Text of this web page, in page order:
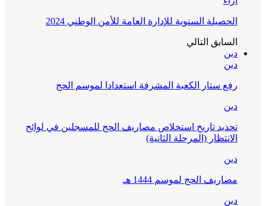
الحصيلة السنوية للإدارة العامة للأمن الوطني 2024
السابق التالي
دين
دين
رفع ستار الكعبة المشرفة استعدادا لموسم الحج
دين
تحديد تاريخ استخلاص مصاريف الحج للمسجلين في لوائح
الانتظار (المرحلة الثانية)
دين
مصاريف الحج لموسم 1444 هـ
دين